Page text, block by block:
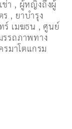
า , ผู้หญิงถึงผู้
ร , ยาบำรุง
เมฆธน , ศูนย์
รรถภาพทาง
รมาโตแกรม